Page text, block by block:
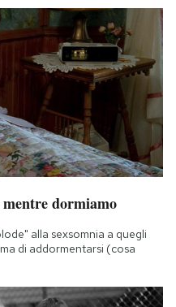
mentre dormiamo
alla sexsomnia a quegli
di addormentarsi (cosa